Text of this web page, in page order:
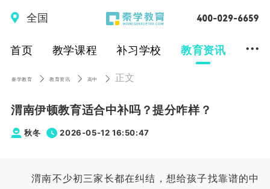
全国
首页 教学课程 补习学校 教育资讯 ...
秦学教育 教育资讯 高中 正文
渭南伊顿教育适合中补吗？提分咋样？
秋冬 2026-05-12 16:50:47
渭南不少初三家长都在纠结，想给孩子找靠谱的中